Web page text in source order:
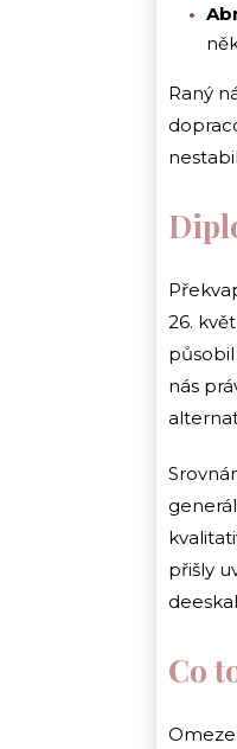
Raný
26.
nás
přišly
Co